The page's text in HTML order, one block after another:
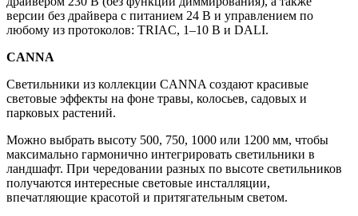
версии без драйвера с питанием 24 В и управлением по
любому из протоколов: TRIAC, 1–10 В и DALI.
CANNA
Светильники из коллекции CANNA создают красивые
световые эффекты на фоне травы, колосьев, садовых и
парковых растений.
Можно выбрать высоту 500, 750, 1000 или 1200 мм, чтобы
максимально гармонично интегрировать светильники в
ландшафт. При чередовании разных по высоте светильников
получаются интересные световые инсталляции,
впечатляющие красотой и притягательным светом.